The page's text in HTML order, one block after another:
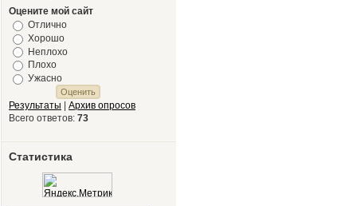
Оцените мой сайт
Отлично
Хорошо
Неплохо
Плохо
Ужасно
Результаты
Архив опросов
Всего ответов: 73
Статистика